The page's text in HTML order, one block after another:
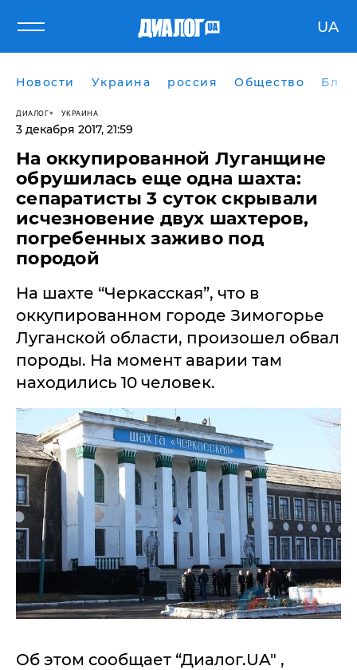
UA
Новости Украина россия Общество
ДИАЛОГ УКРАИНА
3 декабря 2017, 21:59
​На оккупированной Луганщине
обрушилась еще одна шахта:
сепаратисты 3 суток скрывали
исчезновение двух шахтеров,
погребенных заживо под
породой
На шахте “Черкасская”, что в
оккупированном городе Зимогорье
Луганской области, произошел обвал
породы. На момент аварии там
находились 10 человек.
Об этом сообщает “Диалог.UA" ,